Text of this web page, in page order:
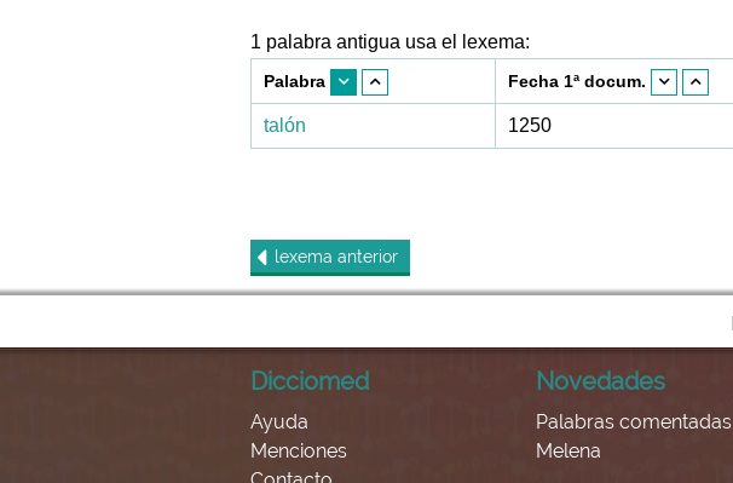
1 palabra antigua usa el lexema:
Palabra Fecha 1ª docum.
talón 1250
lexema anterior
Dicciomed
Ayuda
Menciones
Novedades
Palabras comentadas
Melena